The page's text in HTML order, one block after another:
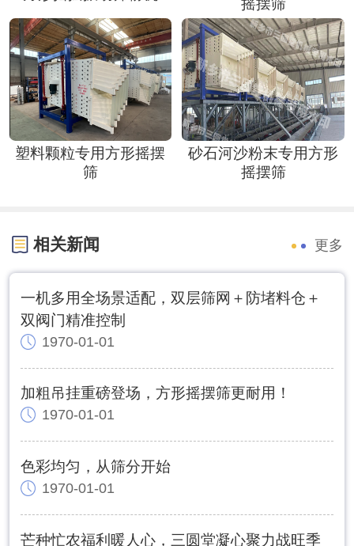
塑料颗粒专用方形摇摆
筛
砂石河沙粉末专用方形
摇摆筛
相关新闻 更多
一机多用全场景适配，双层筛网＋防堵料仓＋
双阀门精准控制
1970-01-01
加粗吊挂重磅登场，方形摇摆筛更耐用！
1970-01-01
色彩均匀，从筛分开始
1970-01-01
芒种忙农福利暖人心，三圆堂凝心聚力战旺季